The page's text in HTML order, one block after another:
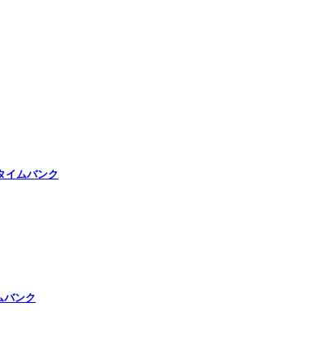
イムバンク
バンク